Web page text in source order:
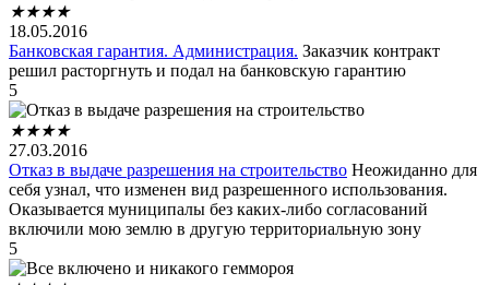
★★★★
18.05.2016
Банковская гарантия. Администрация. Заказчик контракт
решил расторгнуть и подал на банковскую гарантию
5
★★★★
27.03.2016
Отказ в выдаче разрешения на строительство Неожиданно для
себя узнал, что изменен вид разрешенного использования.
Оказывается муниципалы без каких-либо согласований
включили мою землю в другую территориальную зону
5